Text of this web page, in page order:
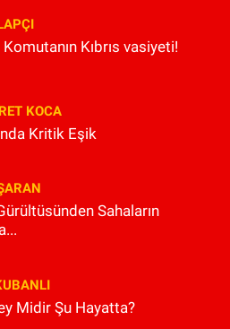
Kıbrıs vasiyeti!
KOCA
Kritik Eşik
Sahaların
Midir Şu Hayatta?